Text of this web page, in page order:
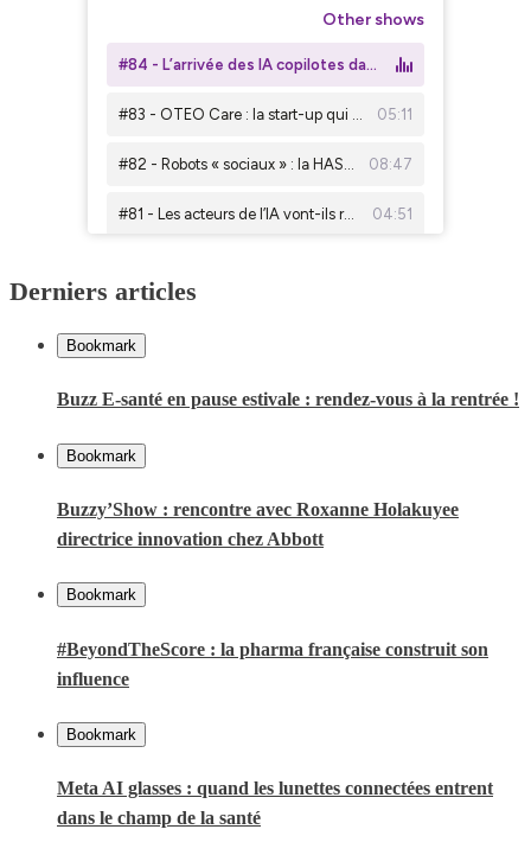
Derniers articles
Bookmark
Buzz E-santé en pause estivale : rendez-vous à la rentrée !
Bookmark
Buzzy’Show : rencontre avec Roxanne Holakuyee
directrice innovation chez Abbott
Bookmark
#BeyondTheScore : la pharma française construit son
influence
Bookmark
Meta AI glasses : quand les lunettes connectées entrent
dans le champ de la santé